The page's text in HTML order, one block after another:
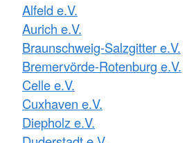
Alfeld e.V.
Aurich e.V.
Braunschweig-Salzgitter e.V.
Bremervörde-Rotenburg e.V.
Celle e.V.
Cuxhaven e.V.
Diepholz e.V.